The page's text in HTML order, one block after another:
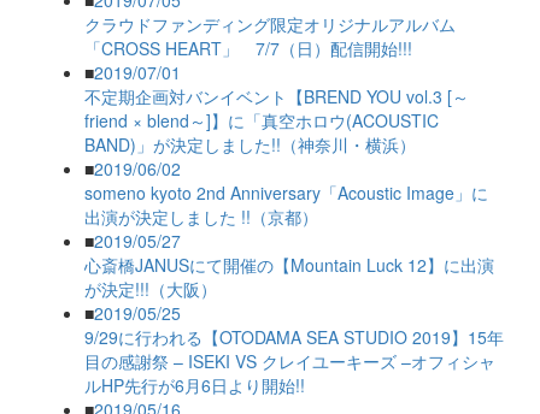
クラウドファンディング限定オリジナルアルバム
「CROSS HEART」 7/7（日）配信開始!!!
■2019/07/01
不定期企画対バンイベント【BREND YOU vol.3 [～
friend × blend～]】に「真空ホロウ(ACOUSTIC
BAND)」が決定しました!!（神奈川・横浜）
■2019/06/02
someno kyoto 2nd Anniversary「Acoustic Image」に
出演が決定しました !!（京都）
■2019/05/27
心斎橋JANUSにて開催の【Mountain Luck 12】に出演
が決定!!!（大阪）
■2019/05/25
9/29に行われる【OTODAMA SEA STUDIO 2019】15年
目の感謝祭 – ISEKI VS クレイユーキーズ –オフィシャ
ルHP先行が6月6日より開始!!
■2019/05/16